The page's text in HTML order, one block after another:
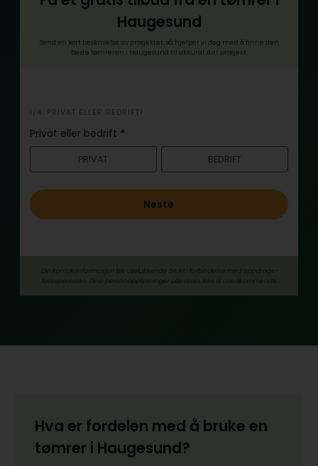
Haugesund
Send en kort beskrivelse av prosjektet, så hjelper vi deg med å finne den
beste tømreren i Haugesund til akkurat ditt prosjekt.
i
n
n
o
d
1/4: PRIVAT ELLER BEDRIFT?
Privat eller bedrift *
PRIVAT BEDRIFT
Neste
Din kontaktinformasjon blir utelukkende brukt i forbindelse med oppdrags­
forespørselen. Dine person­­opplysninger utleveres ikke til uvedkommende.
Hva er fordelen med å bruke en
tømrer i Haugesund?